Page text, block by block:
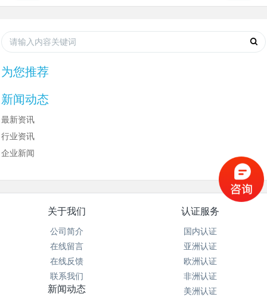
为您推荐
新闻动态
最新资讯
行业资讯
企业新闻
关于我们
公司简介
在线留言
在线反馈
联系我们
认证服务
国内认证
亚洲认证
欧洲认证
非洲认证
美洲认证
新闻动态